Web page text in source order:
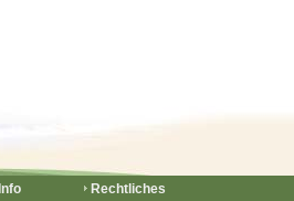
Info Rechtliches